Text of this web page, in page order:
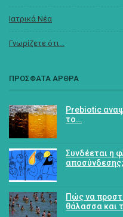
Ιατρικά Νέα
Γνωρίζετε ότι...
ΠΡΟΣΦΑΤΑ ΑΡΘΡΑ
Prebiotic
το…
Συνδέεται η
αποσύνδεσης;
Πώς να
θάλασσα και